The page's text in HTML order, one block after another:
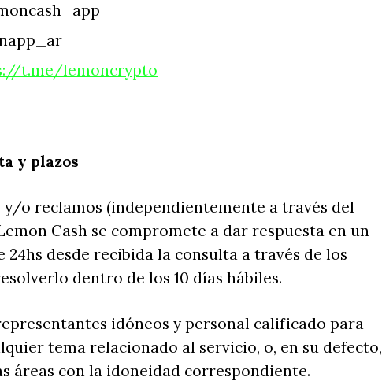
t.me/lemoncrypto
y plazos
y/o reclamos (independientemente a través del
Cash se compromete a dar respuesta en un
desde recibida la consulta a través de los
dentro de los 10 días hábiles.
idóneos y personal calificado para
tema relacionado al servicio, o, en su defecto,
áreas con la idoneidad correspondiente.